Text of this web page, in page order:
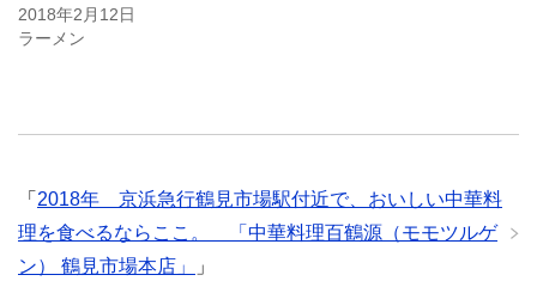
開
き
ま
す
新
し
開
)
2018年2月12日
ラーメン
「 2018年 京浜急行鶴見市場駅付近で、おいしい中華料
理を食べるならここ。 「中華料理百鶴源（モモツルゲ
ン） 鶴見市場本店」
」